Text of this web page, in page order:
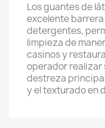
Los guantes de
excelente
detergentes,
limpieza de
casinos y
operador realizar
destreza
y el texturado en